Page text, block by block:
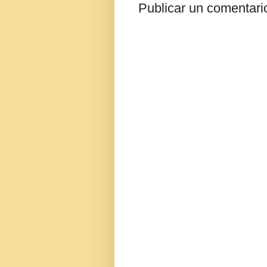
Publicar un